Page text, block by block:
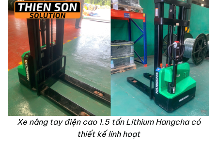
Xe nâng tay điện cao 1.5 tấn Lithium Hangcha có
thiết kế linh hoạt